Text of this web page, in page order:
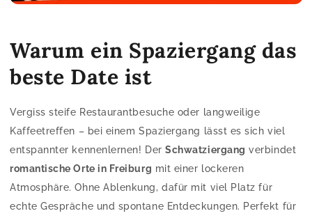
Warum ein Spaziergang das
beste Date ist
Vergiss steife Restaurantbesuche oder langweilige
Kaffeetreffen – bei einem Spaziergang lässt es sich viel
entspannter kennenlernen! Der Schwatziergang verbindet
romantische Orte in Freiburg mit einer lockeren
Atmosphäre. Ohne Ablenkung, dafür mit viel Platz für
echte Gespräche und spontane Entdeckungen. Perfekt für